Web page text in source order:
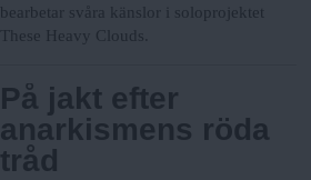
bearbetar svåra känslor i soloprojektet
These Heavy Clouds.
På jakt efter
anarkismens röda
tråd